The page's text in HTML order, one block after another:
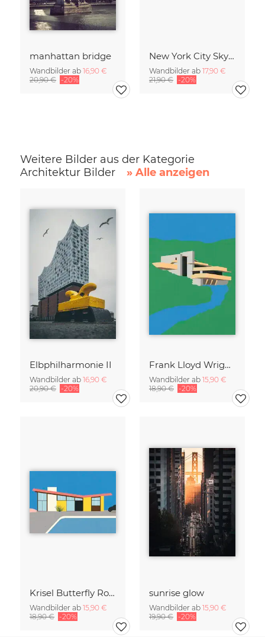
manhattan bridge
Wandbilder ab 16,90 €
20,90 € -20%
New York City Skyline
Wandbilder ab 17,90 €
21,90 € -20%
Weitere Bilder aus der Kategorie
Architektur Bilder
» Alle anzeigen
Elbphilharmonie II
Wandbilder ab 16,90 €
20,90 € -20%
Frank Lloyd Wright Falling Water
Wandbilder ab 15,90 €
18,90 € -20%
Krisel Butterfly Roof Palm Springs
Wandbilder ab 15,90 €
18,90 € -20%
sunrise glow
Wandbilder ab 15,90 €
19,90 € -20%